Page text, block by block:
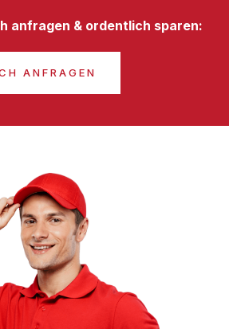
anfragen & ordentlich sparen:
ANFRAGEN